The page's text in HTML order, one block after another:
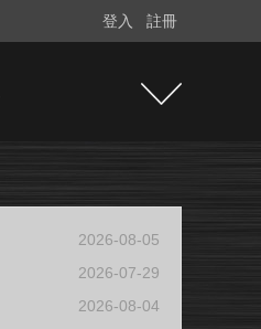
登入 註冊
2026-08-05
2026-07-29
2026-08-04